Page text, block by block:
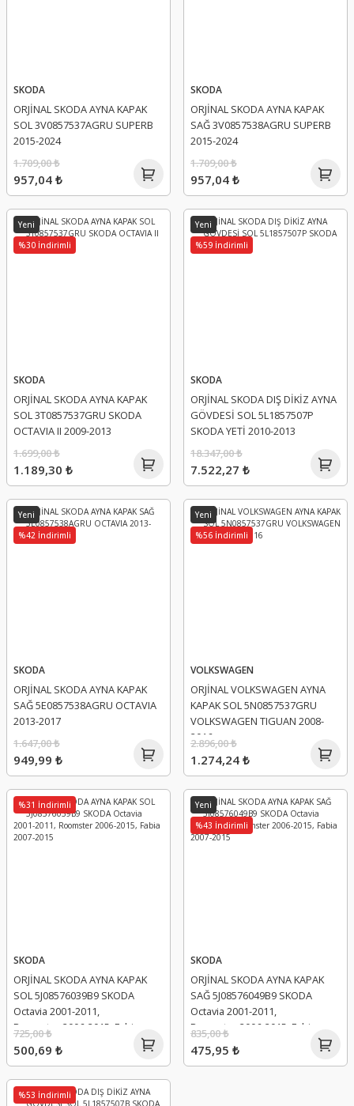
SKODA
ORJİNAL SKODA AYNA KAPAK
SOL 3V0857537AGRU SUPERB
2015-2024
957,04 ₺
1.709,00 ₺
SKODA
ORJİNAL SKODA AYNA KAPAK
SAĞ 3V0857538AGRU SUPERB
2015-2024
957,04 ₺
1.709,00 ₺
Yeni
%30 İndirimli
SKODA
ORJİNAL SKODA AYNA KAPAK
SOL 3T0857537GRU SKODA
OCTAVIA II 2009-2013
1.189,30 ₺
1.699,00 ₺
Yeni
%59 İndirimli
SKODA
ORJİNAL SKODA DIŞ DİKİZ AYNA
GÖVDESİ SOL 5L1857507P
SKODA YETİ 2010-2013
7.522,27 ₺
18.347,00 ₺
Yeni
%42 İndirimli
SKODA
ORJİNAL SKODA AYNA KAPAK
SAĞ 5E0857538AGRU OCTAVIA
2013-2017
949,99 ₺
1.647,00 ₺
Yeni
%56 İndirimli
VOLKSWAGEN
ORJİNAL VOLKSWAGEN AYNA
KAPAK SOL 5N0857537GRU
VOLKSWAGEN TIGUAN 2008-
2016
1.274,24 ₺
2.896,00 ₺
%31 İndirimli
SKODA
ORJİNAL SKODA AYNA KAPAK
SOL 5J08576039B9 SKODA
Octavia 2001-2011,
Roomster 2006-2015, Fabia
2007-2015
500,69 ₺
725,00 ₺
Yeni
%43 İndirimli
SKODA
ORJİNAL SKODA AYNA KAPAK
SAĞ 5J08576049B9 SKODA
Octavia 2001-2011,
Roomster 2006-2015, Fabia
2007-2015
475,95 ₺
835,00 ₺
%53 İndirimli